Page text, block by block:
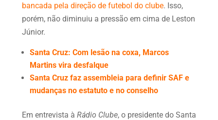
bancada pela direção de futebol do clube. Isso,
porém, não diminuiu a pressão em cima de Leston
Júnior.
Santa Cruz: Com lesão na coxa, Marcos
Martins vira desfalque
Santa Cruz faz assembleia para definir SAF e
mudanças no estatuto e no conselho
Em entrevista à Rádio Clube, o presidente do Santa